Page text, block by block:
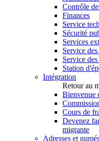
Contrôle
Finances
Service
Sécurité
Services
Service
Service
Station
Intégration
Retour au
Bienvenue
Cours de
Devenez
migrante
Adresses et